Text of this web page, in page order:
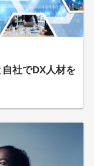
社でDX人材を